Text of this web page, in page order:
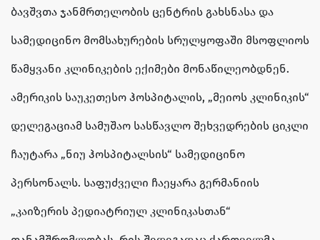
ბავშვთა ჯანმრთელობის ცენტრის გახსნასა და
სამედიცინო მომსახურების სრულყოფაში მსოფლიოს
წამყვანი კლინიკების ექიმები მონაწილეობდნენ.
ამერიკის საუკეთესო ჰოსპიტალის, „მეიოს კლინიკის“
დელეგაციამ სამუშაო სასწავლო შეხვედრების ციკლი
ჩაუტარა „ნიუ ჰოსპიტალსის“ სამედიცინო
პერსონალს. საფუძველი ჩაეყარა გერმანიის
„კაიზერის პედიატრიულ კლინიკასთან“